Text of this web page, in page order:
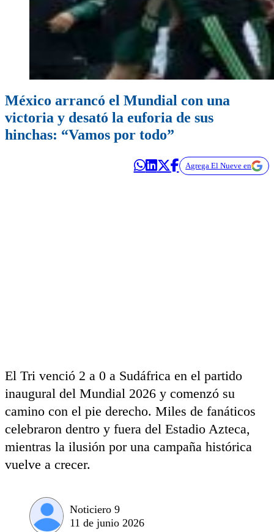
México arrancó el Mundial con una
victoria y desató la euforia de sus
hinchas: “Vamos por todo”
Agrega El Nueve en
El Tri venció 2 a 0 a Sudáfrica en el partido
inaugural del Mundial 2026 y comenzó su
camino con el pie derecho. Miles de fanáticos
celebraron dentro y fuera del Estadio Azteca,
mientras la ilusión por una campaña histórica
vuelve a crecer.
Noticiero 9
11 de junio 2026